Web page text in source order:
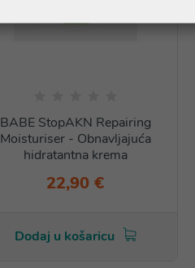
BABE StopAKN Repairing
Moisturiser - Obnavljajuća
hidratantna krema
22,90 €
Dodaj u košaricu